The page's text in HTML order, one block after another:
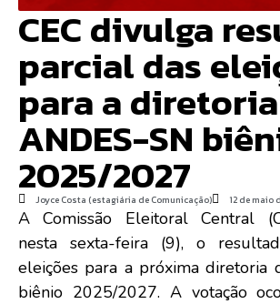
CEC divulga
parcial das
para a
ANDES-SN
2025/2027
Joyce Costa (estagiária de Comunicação) 12 de maio
A Comissão Eleitoral Central
nesta sexta-feira (9), o
eleições para a próxima diretoria
biênio 2025/2027. A votação